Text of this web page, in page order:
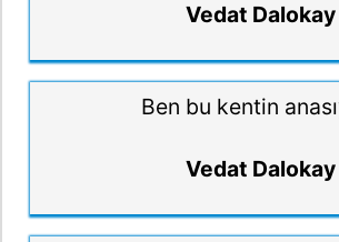
Vedat Dalokay
Ben bu kentin
Vedat Dalokay